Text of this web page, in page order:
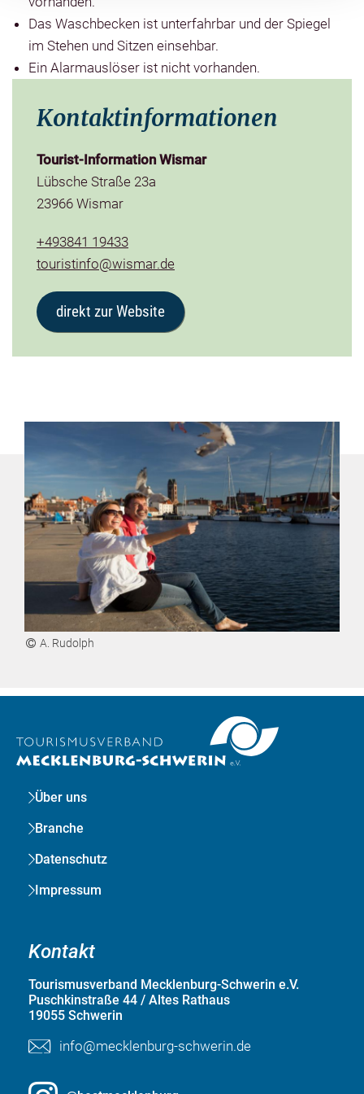
Das Waschbecken ist unterfahrbar und der Spiegel
im Stehen und Sitzen einsehbar.
Ein Alarmauslöser ist nicht vorhanden.
Kontaktinformationen
Tourist-Information Wismar
Lübsche Straße 23a
23966 Wismar
+493841 19433
touristinfo@wismar.de
direkt zur Website
A. Rudolph
Über uns
Branche
Datenschutz
Impressum
Kontakt
Tourismusverband Mecklenburg-Schwerin e.V.
Puschkinstraße 44 / Altes Rathaus
19055 Schwerin
info@mecklenburg-schwerin.de